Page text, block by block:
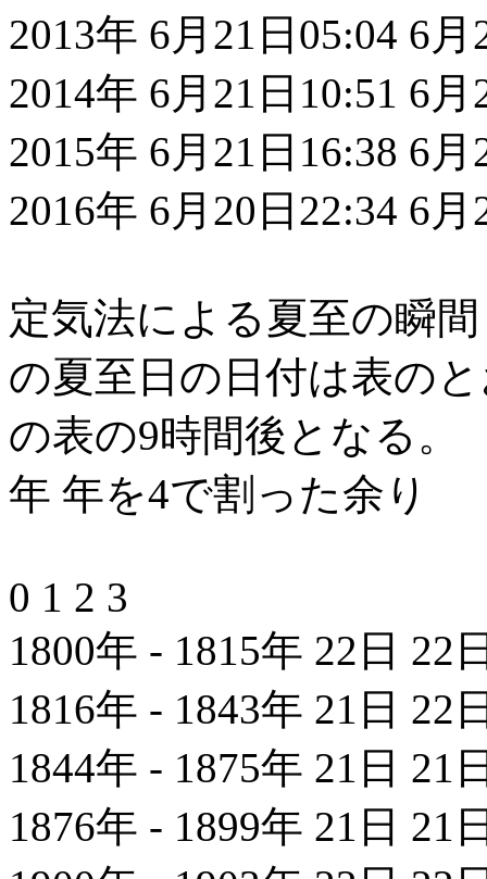
2013年 6月21日05:04 6
2014年 6月21日10:51 6
2015年 6月21日16:38 6
2016年 6月20日22:34 6
定気法による夏至の瞬
の夏至日の日付は表の
の表の9時間後となる。
年 年を4で割った余り
0 1 2 3
1800年 - 1815年 22日 22
1816年 - 1843年 21日 22
1844年 - 1875年 21日 21
1876年 - 1899年 21日 21